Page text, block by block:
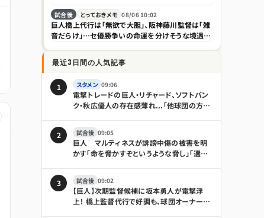
試合後 とっておきメモ 08/06 10:02
巨人橋上代行は「無欲で大胆」、阪神藤川監督は「雑
音だらけ」…セ優勝争いの命運を分けそうな境遇の
最近3日間の人気記事
1 スタメン 09:06
電撃トレードの巨人・リチャード、ソフトバン
ク・秋広優人の存在感薄れ...「他球団の方が
2
試合後 09:05
巨人 マルティネスが誹謗中傷の被害を明
かす「命を脅かすぞというような脅し」「選手
3
試合後 09:02
【巨人】次期監督候補に坂本勇人が電撃浮
上！ 橋上監督代行で好調も、球団オーナーは